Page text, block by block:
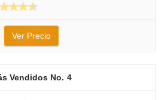
Ver Precio
4